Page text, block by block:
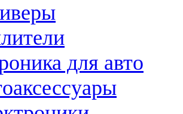
для авто